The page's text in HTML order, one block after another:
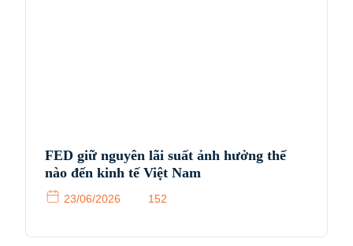
FED giữ nguyên lãi suất ảnh hưởng thế
nào đến kinh tế Việt Nam
23/06/2026 152